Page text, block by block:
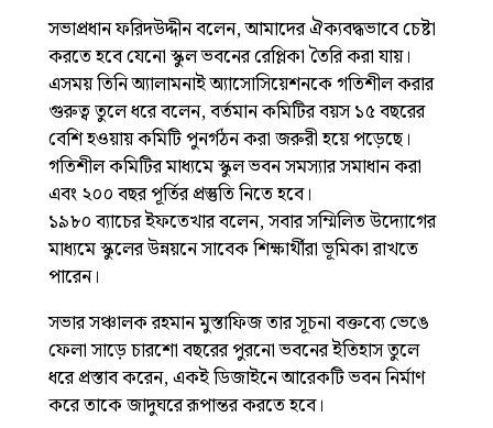
সভাপ্রধান ফরিদউদ্দীন বলেন, আমাদের ঐক্যবদ্ধভাবে চেষ্টা
করতে হবে যেনো স্কুল ভবনের রেপ্লিকা তৈরি করা যায়।
এসময় তিনি অ্যালামনাই অ্যাসোসিয়েশনকে গতিশীল করার
গুরুত্ব তুলে ধরে বলেন, বর্তমান কমিটির বয়স ১৫ বছরের
বেশি হওয়ায় কমিটি পুনর্গঠন করা জরুরী হয়ে পড়েছে।
গতিশীল কমিটির মাধ্যমে স্কুল ভবন সমস্যার সমাধান করা
এবং ২০০ বছর পূর্তির প্রস্তুতি নিতে হবে।
১৯৮০ ব্যাচের ইফতেখার বলেন, সবার সম্মিলিত উদ্যোগের
মাধ্যমে স্কুলের উন্নয়নে সাবেক শিক্ষার্থীরা ভূমিকা রাখতে
পারেন।
সভার সঞ্চালক রহমান মুস্তাফিজ তার সূচনা বক্তব্যে ভেঙে
ফেলা সাড়ে চারশো বছরের পুরনো ভবনের ইতিহাস তুলে
ধরে প্রস্তাব করেন, একই ডিজাইনে আরেকটি ভবন নির্মাণ
করে তাকে জাদুঘরে রূপান্তর করতে হবে।